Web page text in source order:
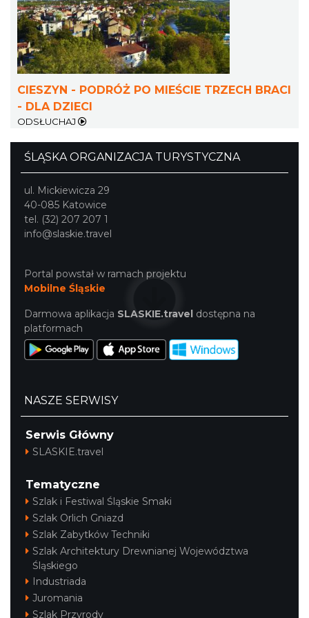
Ślad. Litera. Piksel. Wystawa z okazji 30-
Cieszyn
4.13 km
2026-08-08
4.14 km
Patroni cieszyńskich ulic - wystawa
Cieszyn
Cieszyn
4.19 km
CIESZYN - PODRÓŻ PO MIEŚCIE TRZECH BRACI
- DLA DZIECI
ODSŁUCHAJ
ŚLĄSKA ORGANIZACJA TURYSTYCZNA
ul. Mickiewicza 29
40-085 Katowice
tel. (32) 207 207 1
info@slaskie.travel
Portal powstał w ramach projektu
Mobilne Śląskie
Darmowa aplikacja SLASKIE.travel dostępna na
platformach
NASZE SERWISY
Serwis Główny
SLASKIE.travel
Tematyczne
Szlak i Festiwal Śląskie Smaki
Szlak Orlich Gniazd
Szlak Zabytków Techniki
Szlak Architektury Drewnianej Województwa
Śląskiego
Industriada
Juromania
Szlak Przyrody